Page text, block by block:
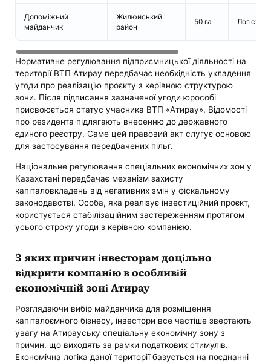
Допоміжний
майданчик
Жилюйський
район
50 га
Нормативне регулювання підприємницької діяльності на
території ВТП Атирау передбачає необхідність укладення
угоди про реалізацію проєкту з керівною структурою
зони. Після підписання зазначеної угоди юрособі
присвоюється статус учасника ВТП «Атирау». Відомості
про резидента підлягають внесенню до державного
єдиного реєстру. Саме цей правовий акт слугує основою
для застосування передбачених пільг.
Національне регулювання спеціальних економічних зон у
Казахстані передбачає механізм захисту
капіталовкладень від негативних змін у фіскальному
законодавстві. Особа, яка реалізує інвестиційний проєкт,
користується стабілізаційним застереженням протягом
усього строку угоди з керівною компанією.
З яких причин інвесторам доцільно
відкрити компанію в особливій
економічній зоні Атирау
Розглядаючи вибір майданчика для розміщення
капіталоємного бізнесу, інвестори все частіше звертають
увагу на Атирауську спеціальну економічну зону з
причин, що виходять за рамки податкових стимулів.
Економічна логіка даної території базується на поєднанні